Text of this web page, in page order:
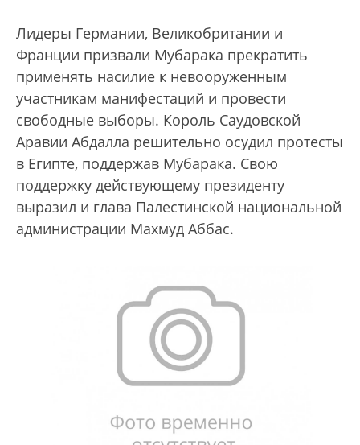
Лидеры Германии, Великобритании и
Франции призвали Мубарака прекратить
применять насилие к невооруженным
участникам манифестаций и провести
свободные выборы. Король Саудовской
Аравии Абдалла решительно осудил протесты
в Египте, поддержав Мубарака. Свою
поддержку действующему президенту
выразил и глава Палестинской национальной
администрации Махмуд Аббас.